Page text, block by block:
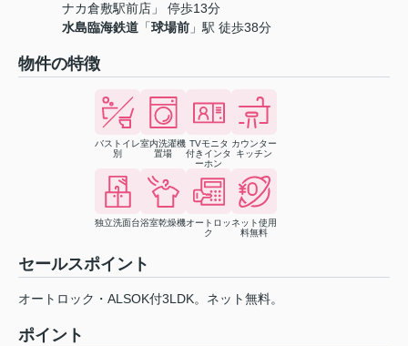
ナカ倉敷駅前店」 停歩13分
水島臨海鉄道 「球場前 」駅 徒歩38分
物件の特徴
バストイレ
別
室内洗濯機
置場
TVモニタ
付きインタ
ーホン
カウンター
キッチン
独立洗面台浴室乾燥機オートロッ
ク
ネット使用
料無料
セールスポイント
オートロック・ALSOK付3LDK。ネット無料。
ポイント